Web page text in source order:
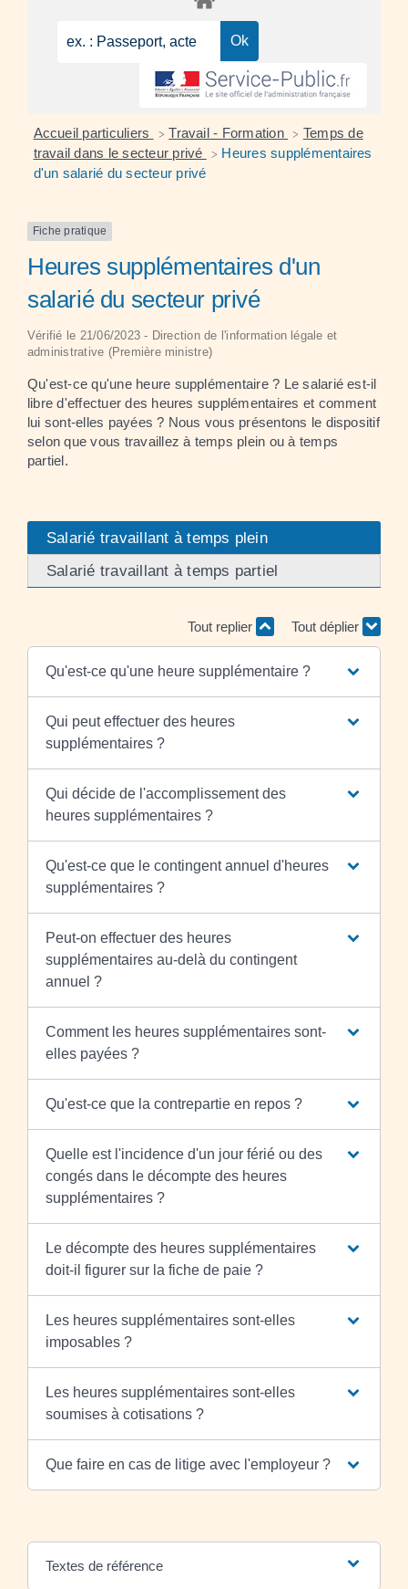
Accueil particuliers > Travail - Formation > Temps de
travail dans le secteur privé
> Heures supplémentaires
d'un salarié du secteur privé
Fiche pratique
Heures supplémentaires d'un
salarié du secteur privé
Vérifié le 21/06/2023 - Direction de l'information légale et
administrative (Première ministre)
Qu'est-ce qu'une heure supplémentaire ? Le salarié est-il
libre d'effectuer des heures supplémentaires et comment
lui sont-elles payées ? Nous vous présentons le dispositif
selon que vous travaillez à temps plein ou à temps
partiel.
Salarié travaillant à temps plein
Salarié travaillant à temps partiel
Tout replier Tout déplier
Qu'est-ce qu'une heure supplémentaire ?
Qui peut effectuer des heures
supplémentaires ?
Qui décide de l'accomplissement des
heures supplémentaires ?
Qu'est-ce que le contingent annuel d'heures
supplémentaires ?
Peut-on effectuer des heures
supplémentaires au-delà du contingent
annuel ?
Comment les heures supplémentaires sont-
elles payées ?
Qu'est-ce que la contrepartie en repos ?
Quelle est l'incidence d'un jour férié ou des
congés dans le décompte des heures
supplémentaires ?
Le décompte des heures supplémentaires
doit-il figurer sur la fiche de paie ?
Les heures supplémentaires sont-elles
imposables ?
Les heures supplémentaires sont-elles
soumises à cotisations ?
Que faire en cas de litige avec l'employeur ?
Textes de référence